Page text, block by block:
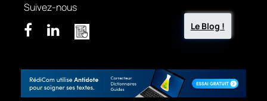
Suivez-nous
Le Blog !